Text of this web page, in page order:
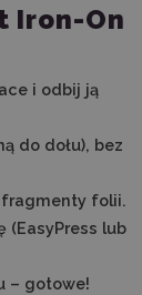
Iron-On
i odbij ją
do dołu), bez
fragmenty folii.
(EasyPress lub
– gotowe!